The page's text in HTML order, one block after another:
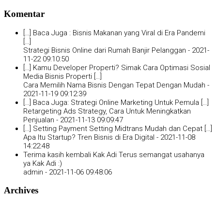
Komentar
[…] Baca Juga : Bisnis Makanan yang Viral di Era Pandemi
Strategi Bisnis Online dari Rumah Banjir Pelanggan - 2021-
11-22 09:10:50
[…] Kamu Developer Properti? Simak Cara Optimasi Sosial
Media Bisnis Properti […]
Cara Memilih Nama Bisnis Dengan Tepat Dengan Mudah -
2021-11-19 09:12:39
[…] Baca Juga: Strategi Online Marketing Untuk Pemula […]
Retargeting Ads Strategy, Cara Untuk Meningkatkan
Penjualan - 2021-11-13 09:09:47
[…] Setting Payment Setting Midtrans Mudah dan Cepat […]
Apa Itu Startup? Tren Bisnis di Era Digital - 2021-11-08
14:22:48
Terima kasih kembali Kak Adi Terus semangat usahanya
ya Kak Adi :)
admin - 2021-11-06 09:48:06
Archives